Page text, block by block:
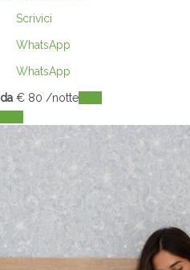
Scrivici
WhatsApp
WhatsApp
da € 80 /notte